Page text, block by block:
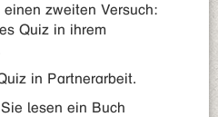
zweiten Versuch:
Quiz in ihrem
in Partnerarbeit.
lesen ein Buch